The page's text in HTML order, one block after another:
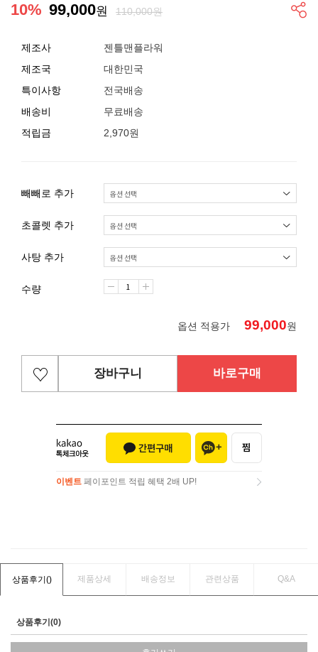
10% 99,000원 110,000원
제조사
젠틀맨플라워
제조국
대한민국
특이사항
전국배송
배송비
무료배송
적립금
2,970원
빼빼로 추가
초콜렛 추가
사탕 추가
수량
옵션 적용가 99,000원
장바구니 바로구매
이벤트 페이포인트 적립 혜택 2배 UP!
상품후기() 제품상세 배송정보 관련상품 Q&A
상품후기(0)